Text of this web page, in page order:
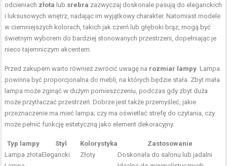
odcieniach złota lub srebra zazwyczaj doskonale pasują do eleganckich
i luksusowych wnętrz, nadając im wyjątkowy charakter. Natomiast modele
w ciemniejszych kolorach, takich jak czerń lub głęboki brąz, mogą być
świetnym wyborem do bardziej stonowanych przestrzeni, dopełniając je
nieco tajemniczym akcentem.
Przed zakupem warto również zwrócić uwagę na rozmiar lampy. Lampa
powinna być proporcjonalna do mebli, na których będzie stała. Zbyt mała
lampa może zginąć w dużym pomieszczeniu, podczas gdy zbyt duża
może przytłaczać przestrzeń. Dobrze jest także przemyśleć, jakie
przeznaczenie ma mieć lampa; czy ma oświetlać strefę do czytania, czy
może pełnić funkcję estetyczną jako element dekoracyjny.
Typ lampy Styl Kolorystyka
Zastosowanie
Lampa złotaElegancki Złoty
Doskonała do salonu lub jadalni